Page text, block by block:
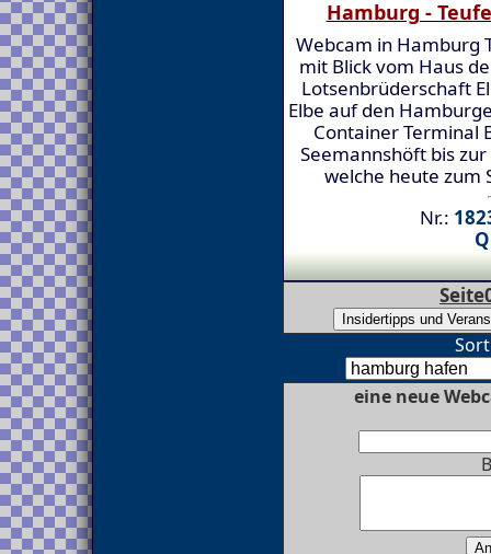
Hamburg -
Webcam in Hamburg
mit Blick vom Haus
Lotsenbrüderschaft
Elbe auf den
Container Terminal
Seemannshöft bis
welche heute
Nr.:
eine neue